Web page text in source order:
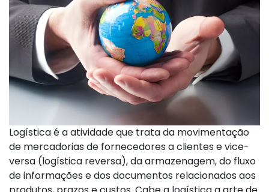
Logística é a atividade que trata da movimentação
de mercadorias de fornecedores a clientes e vice-
versa (logística reversa), da armazenagem, do fluxo
de informações e dos documentos relacionados aos